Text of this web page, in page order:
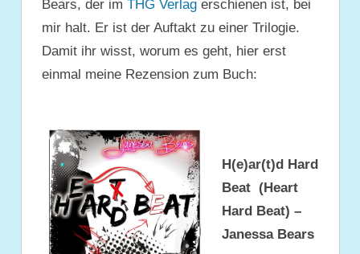
Bears, der im THG Verlag erschienen ist, bei
mir halt. Er ist der Auftakt zu einer Trilogie.
Damit ihr wisst, worum es geht, hier erst
einmal meine Rezension zum Buch:
H(e)ar(t)d Hard
Beat (Heart
Hard Beat) –
Janessa Bears